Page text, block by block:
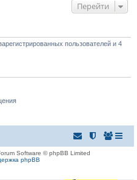
Перейти
пользователей и 4
Software © phpBB Limited
phpBB